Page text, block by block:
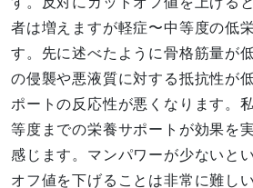
者は増えますが軽症〜中等度の低
す。先に述べたように骨格筋量が
の侵襲や悪液質に対する抵抗性が
ポートの反応性が悪くなります。
等度までの栄養サポートが効果を
感じます。マンパワーが少ないと
オフ値を下げることは非常に難し